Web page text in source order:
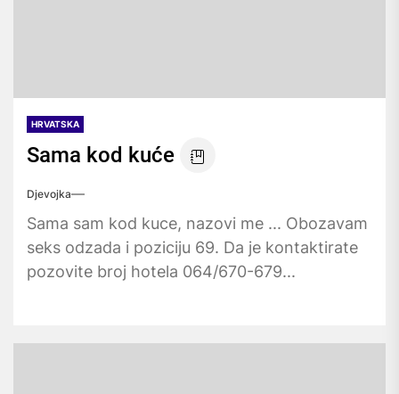
HRVATSKA
Sama kod kuće
Djevojka
Sama sam kod kuce, nazovi me ... Obozavam
seks odzada i poziciju 69. Da je kontaktirate
pozovite broj hotela 064/670-679...